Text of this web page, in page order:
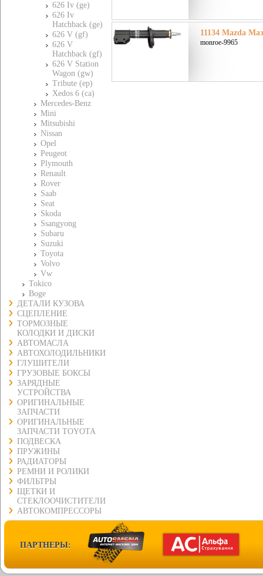
626 Iv (ge)
626 Iv
Hatchback (ge)
626 V (gf)
626 V
Hatchback (gf)
626 V Station
Wagon (gw)
Tribute (ep)
Xedos 6 (ca)
Mercedes-Benz
Mini
Mitsubishi
Nissan
Opel
Peugeot
Plymouth
Renault
Rover
Saab
Seat
Skoda
Ssangyong
Subaru
Suzuki
Toyota
Volvo
Vw
Tokico
Boge
ДЕТАЛИ КУЗОВА
СЦЕПЛЕНИЕ
ТОРМОЗНЫЕ
КОЛОДКИ И ДИСКИ
АВТОМАСЛА
АВТОХОЛОДИЛЬНИКИ
ГЛУШИТЕЛИ
ГРУЗОВЫЕ БОКСЫ
ЗАРЯДНЫЕ
УСТРОЙСТВА
ОРИГИНАЛЬНЫЕ
ЗАПЧАСТИ
ОРИГИНАЛЬНЫЕ
ЗАПЧАСТИ TOYOTA
ПОДВЕСКА
ПРУЖИНЫ
РАДИАТОРЫ
РЕМНИ И РОЛИКИ
ФИЛЬТРЫ
ЩЕТКИ И
СТЕКЛООЧИСТИТЕЛИ
АВТОКОМПРЕССОРЫ
11134 Mazda
monroe-9965
ПАРТНЕРЫ: